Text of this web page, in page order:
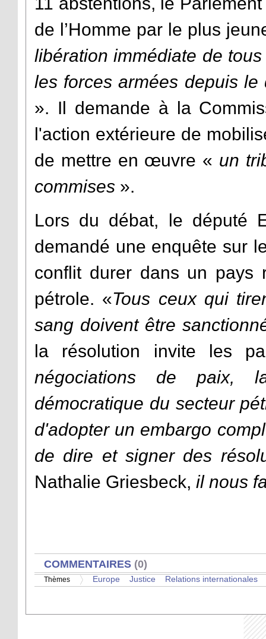
de l’Homme par le plus
libération immédiate de
les forces armées depuis
». Il demande à la
l'action extérieure de
de mettre en œuvre « un
commises ».
Lors du débat, le député
demandé une enquête sur
conflit durer dans un pays
pétrole. «Tous ceux qui
sang doivent être
la résolution invite les
négociations de paix,
démocratique du secteur
d'adopter un embargo
de dire et signer des
Nathalie Griesbeck, il nous
AFFICHER
COMMENTAIRES (0)
Thèmes Europe Justice Relations internationales